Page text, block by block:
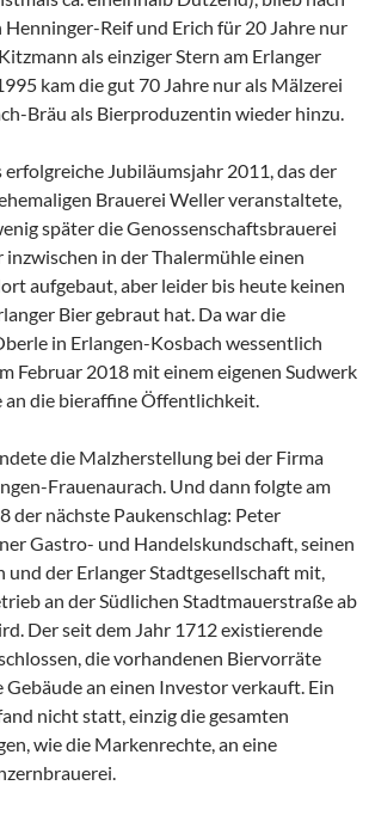
Henninger-Reif und Erich für 20 Jahre nur
als einziger Stern am Erlanger
kam die gut 70 Jahre nur als Mälzerei
Bräu als Bierproduzentin wieder hinzu.
Jubiläumsjahr 2011, das der
Brauerei Weller veranstaltete,
später die Genossenschaftsbrauerei
inzwischen in der Thalermühle einen
aufgebaut, aber leider bis heute keinen
Bier gebraut hat. Da war die
in Erlangen-Kosbach wessentlich
Februar 2018 mit einem eigenen Sudwerk
die bieraffine Öffentlichkeit.
die Malzherstellung bei der Firma
Frauenaurach. Und dann folgte am
der nächste Paukenschlag: Peter
Gastro- und Handelskundschaft, seinen
der Erlanger Stadtgesellschaft mit,
an der Südlichen Stadtmauerstraße ab
Der seit dem Jahr 1712 existierende
die vorhandenen Biervorräte
Gebäude an einen Investor verkauft. Ein
nicht statt, einzig die gesamten
wie die Markenrechte, an eine